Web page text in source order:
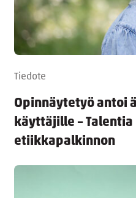
Tiedote
Opinnäytetyö antoi
käyttäjille – Talentia
etiikkapalkinnon